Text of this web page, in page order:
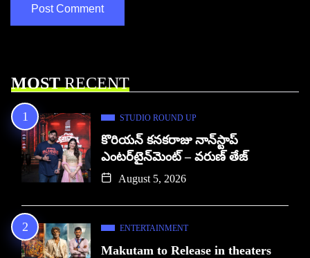
MOSTRECENT
STUDIO ROUND UP
కొరియన్ కనకరాజు నాన్‌స్టాప్
ఎంటర్‌టైన్‌మెంట్ – వరుణ్ తేజ్
August 5, 2026
ENTERTAINMENT
Makutam to Release in theaters